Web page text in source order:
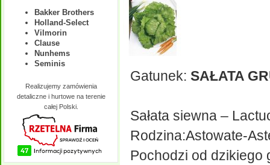
Bakker Brothers
Holland-Select
Vilmorin
Clause
Nunhems
Seminis
Realizujemy zamówienia
detaliczne i hurtowe na terenie
całej Polski.
Gatunek: SAŁATA
Sałata siewna –
Rodzina:Astowate-
Pochodzi od dzikiego